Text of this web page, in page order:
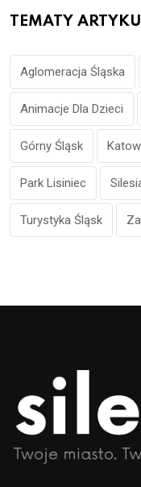
TEMATY
Aglomeracja Śląska
Animacje Dla Dzieci
Górny Śląsk
Park Lisiniec
Turystyka Śląsk